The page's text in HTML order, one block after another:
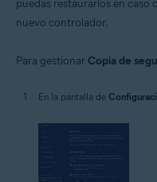
puedas restaurarlos en caso
nuevo controlador.
Para gestionar Copia de
En la pantalla de